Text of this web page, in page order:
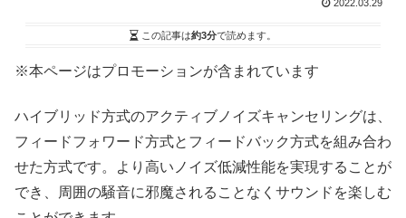
2022.03.29
この記事は約3分で読めます。
※本ページはプロモーションが含まれています
ハイブリッド方式のアクティブノイズキャンセリングは、
フィードフォワード方式とフィードバック方式を組み合わ
せた方式です。より高いノイズ低減性能を実現することが
でき、周囲の騒音に邪魔されることなくサウンドを楽しむ